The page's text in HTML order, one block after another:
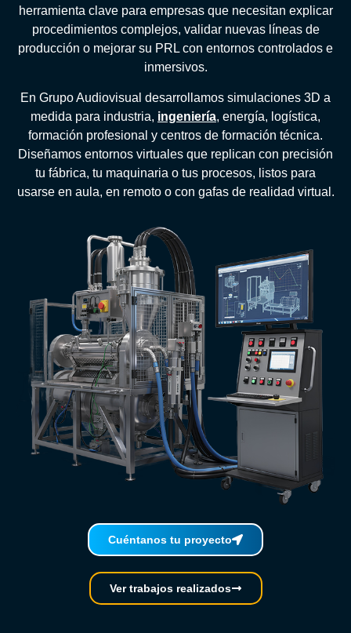
herramienta clave para empresas que necesitan explicar
procedimientos complejos, validar nuevas líneas de
producción o mejorar su PRL con entornos controlados e
inmersivos.
En Grupo Audiovisual desarrollamos simulaciones 3D a
medida para industria, ingeniería, energía, logística,
formación profesional y centros de formación técnica.
Diseñamos entornos virtuales que replican con precisión
tu fábrica, tu maquinaria o tus procesos, listos para
usarse en aula, en remoto o con gafas de realidad virtual.
Cuéntanos tu proyecto
Ver trabajos realizados